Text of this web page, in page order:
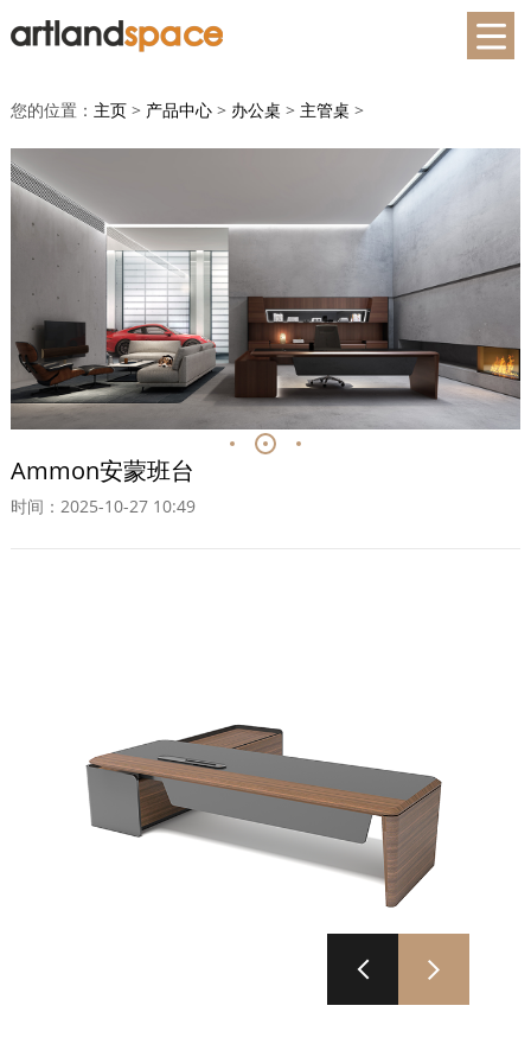
您的位置： 主页> 产品中心> 办公桌 > 主管桌 >
Ammon安蒙班台
时间：2025-10-27 10:49